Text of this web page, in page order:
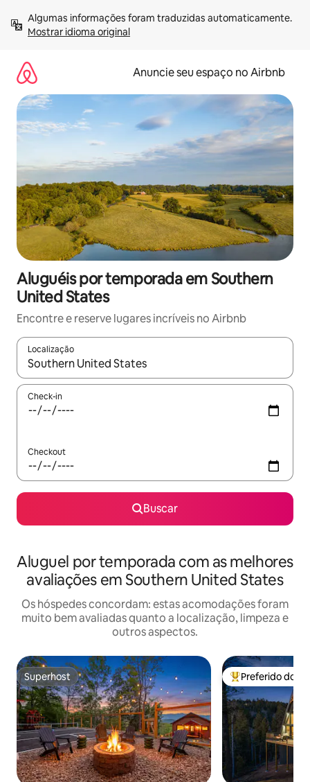
para
Mostrar idioma original
Anuncie seu espaço no Airbnb
Aluguéis por temporada em Southern
United States
Encontre e reserve lugares incríveis no Airbnb
Localização
Quando os resultados estiverem disponíveis, explore-os
Check-in
Checkout
Buscar
Aluguel por temporada com as melhores
avaliações em Southern United States
Os hóspedes concordam: estas acomodações foram
muito bem avaliadas quanto a localização, limpeza e
outros aspectos.
Superhost
Superhost Entre os
Preferido dos